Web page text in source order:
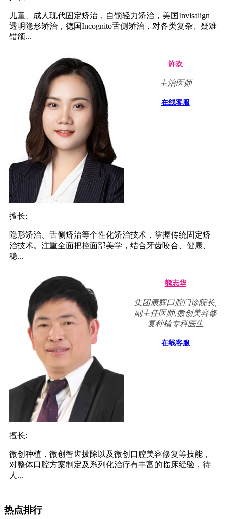
儿童、成人现代固定矫治，自锁轻力矫治，美国Invisalign
透明隐形矫治，德国Incognito舌侧矫治，对各类复杂、疑难
错颌...
许欢
主治医师
在线客服
擅长:
隐形矫治、舌侧矫治等个性化矫治技术，掌握传统固定矫
治技术。注重全面把控面部美学，结合牙齿咬合、健康、
稳...
熊志华
集团康辉口腔门诊院长,
副主任医师,微创美容修
复种植专科医生
在线客服
擅长:
微创种植，微创智齿拔除以及微创口腔美容修复等技能，
对整体口腔方案制定及系列化治疗有丰富的临床经验，待
人...
热点排行